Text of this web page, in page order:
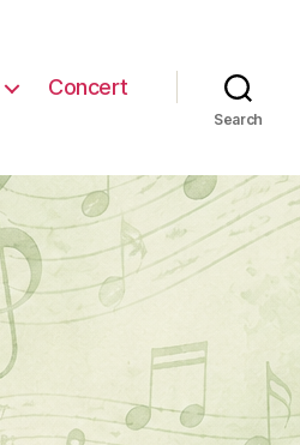
Concert
Search